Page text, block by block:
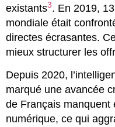
existants3. En 2019,
mondiale était
directes écrasantes.
mieux structurer les
Depuis 2020,
marqué une avancée
de Français manquent
numérique, ce qui